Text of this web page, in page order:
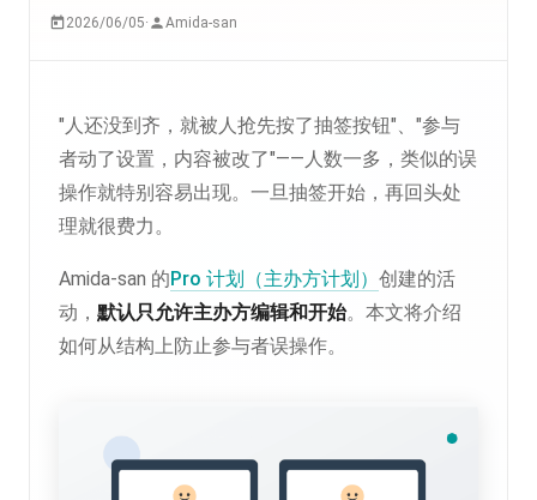
2026/06/05· Amida-san
"人还没到齐，就被人抢先按了抽签按钮"、"参与
者动了设置，内容被改了"——人数一多，类似的误
操作就特别容易出现。一旦抽签开始，再回头处
理就很费力。
Amida-san 的Pro 计划（主办方计划） 创建的活
动， 默认只允许主办方编辑和开始。本文将介绍
如何从结构上防止参与者误操作。